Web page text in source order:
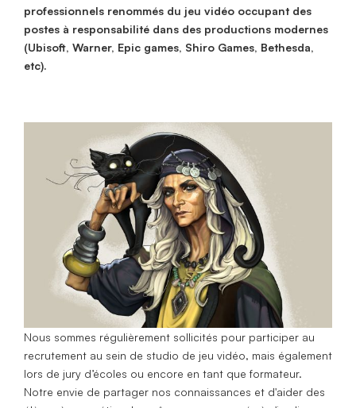
professionnels renommés du jeu vidéo occupant des
postes à responsabilité dans des productions modernes
(Ubisoft, Warner, Epic games, Shiro Games, Bethesda,
etc).
Nous sommes régulièrement sollicités pour participer au
recrutement au sein de studio de jeu vidéo, mais également
lors de jury d’écoles ou encore en tant que formateur.
Notre envie de partager nos connaissances et d'aider des